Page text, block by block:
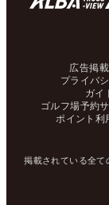
広告掲
プライバ
ガイ
ゴルフ場予約
ポイント利
掲載されている全て